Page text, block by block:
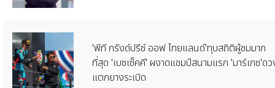
'พีที กรังด์ปรีซ์ ออฟ ไทยแลนด์'ทุบสถิติผู้ชมมาก
ที่สุด 'เบซเซ็คคี' ผงาดแชมป์สนามแรก 'มาร์เกซ'ด
แตกยางระเบิด